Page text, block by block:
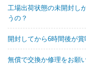
工場出荷状態の未開封し
うの？
開封してから6時間後が
無償で交換か修理をお願